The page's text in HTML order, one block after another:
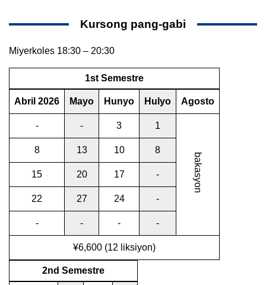
Kursong pang-gabi
Miyerkoles 18:30 – 20:30
1st Semestre
Abril 2026 Mayo Hunyo Hulyo Agosto
- - 3 1
bakasyon
8 13 10 8
15 20 17 -
22 27 24 -
- - - -
¥6,600 (12 liksiyon)
2nd Semestre